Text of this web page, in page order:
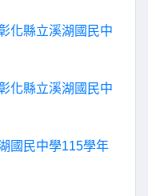
化縣立溪湖國民中
化縣立溪湖國民中
國民中學115學年